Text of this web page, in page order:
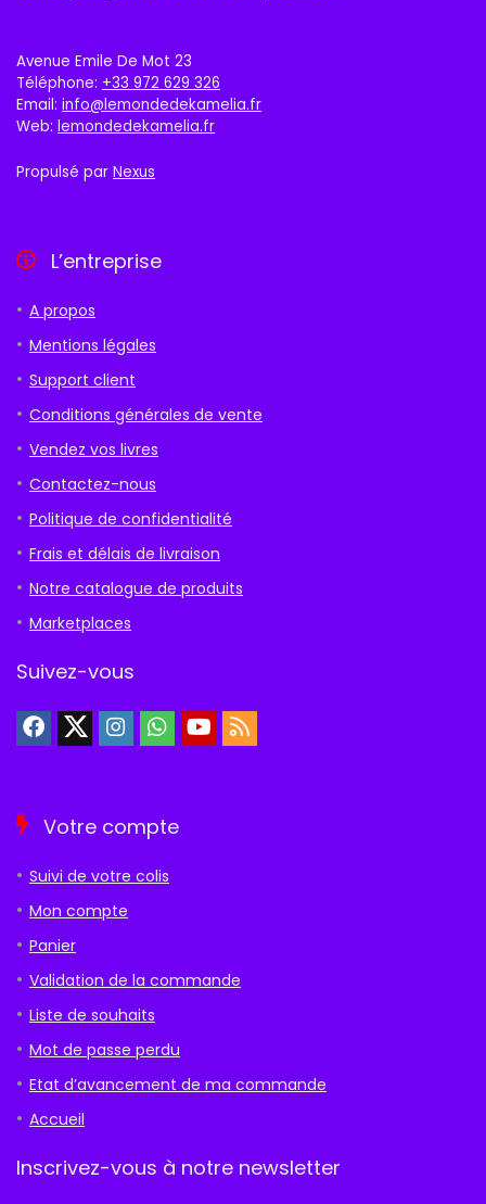
Avenue Emile De Mot 23
Téléphone: +33 972 629 326
Email: info@lemondedekamelia.fr
Web: lemondedekamelia.fr
Propulsé par Nexus
L’entreprise
A propos
Mentions légales
Support client
Conditions générales de vente
Vendez vos livres
Contactez-nous
Politique de confidentialité
Frais et délais de livraison
Notre catalogue de produits
Marketplaces
Suivez-vous
Votre compte
Suivi de votre colis
Mon compte
Panier
Validation de la commande
Liste de souhaits
Mot de passe perdu
Etat d’avancement de ma commande
Accueil
Inscrivez-vous à notre newsletter